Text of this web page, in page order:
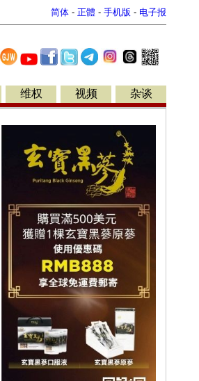
简体 - 正體 - 手机版 - 电子报
维权 视频 杂谈